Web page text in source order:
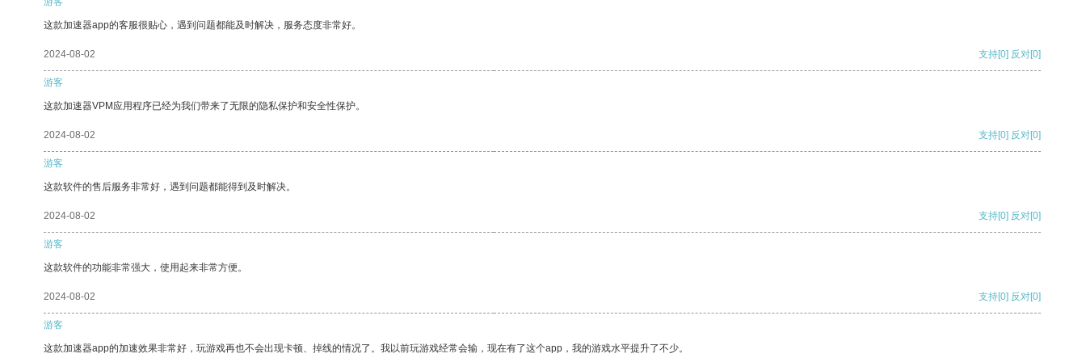
这款加速器app的客服很贴心，遇到问题都能及时解决，服务态度非常好。
2024-08-02 支持[0] 反对[0]
游客
这款加速器VPM应用程序已经为我们带来了无限的隐私保护和安全性保护。
2024-08-02 支持[0] 反对[0]
游客
这款软件的售后服务非常好，遇到问题都能得到及时解决。
2024-08-02 支持[0] 反对[0]
游客
这款软件的功能非常强大，使用起来非常方便。
2024-08-02 支持[0] 反对[0]
游客
这款加速器app的加速效果非常好，玩游戏再也不会出现卡顿、掉线的情况了。我以前玩游戏经常会输，现在有了这个app，我的游戏水平提升了不少。